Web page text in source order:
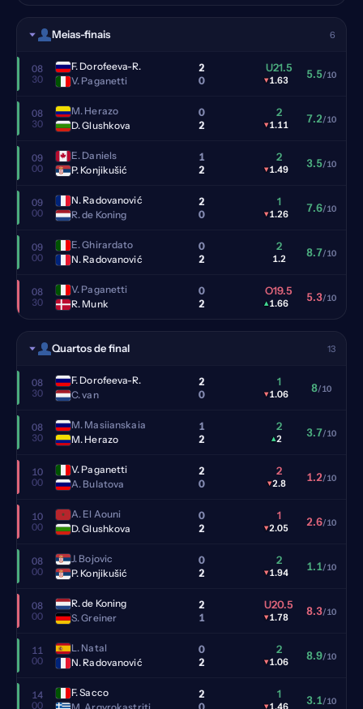
Meias-finais 6
08
30
F. Dorofeeva-R.
V. Paganetti
2
0
U21.5
▾1.63 5.5/10
08
30
M. Herazo
D. Glushkova
0
2
2
▾1.11 7.2/10
09
00
E. Daniels
P. Konjikušić
1
2
2
▾1.49 3.5/10
09
00
N. Radovanović
R. de Koning
2
0
1
▾1.26 7.6/10
09
00
E. Ghirardato
N. Radovanović
0
2
2
1.2 8.7/10
08
30
V. Paganetti
R. Munk
0
2
O19.5
▴1.66 5.3/10
Quartos de final 13
08
30
F. Dorofeeva-R.
C. van
2
0
1
▾1.06 8/10
08
30
M. Masiianskaia
M. Herazo
1
2
2
▴2 3.7/10
10
00
V. Paganetti
A. Bulatova
2
0
2
▾2.8 1.2/10
10
00
A. El Aouni
D. Glushkova
0
2
1
▾2.05 2.6/10
08
00
J. Bojovic
P. Konjikušić
0
2
2
▾1.94 1.1/10
08
00
R. de Koning
S. Greiner
2
1
U20.5
▾1.78 8.3/10
11
00
L. Natal
N. Radovanović
0
2
2
▾1.06 8.9/10
14
00
F. Sacco
2
1
▾1.46 3.1/10